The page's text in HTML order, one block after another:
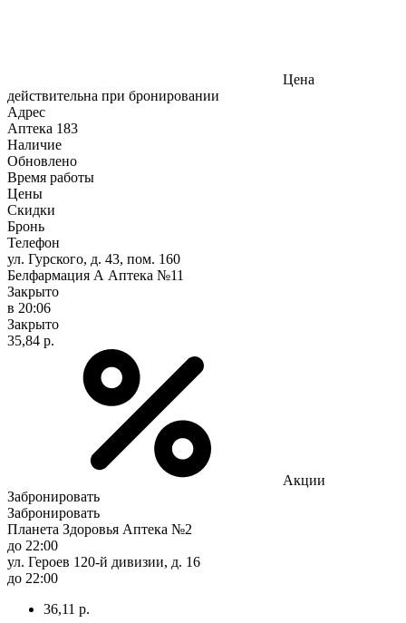
Цена
действительна при бронировании
Адрес
Аптека 183
Наличие
Обновлено
Время работы
Цены
Скидки
Бронь
Телефон
ул. Гурского, д. 43, пом. 160
Белфармация А Аптека №11
Закрыто
в 20:06
Закрыто
35,84 р.
Акции
Забронировать
Забронировать
Планета Здоровья Аптека №2
до 22:00
ул. Героев 120-й дивизии, д. 16
до 22:00
36,11 р.